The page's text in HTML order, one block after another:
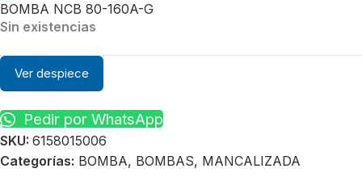
BOMBA NCB 80-160A-G
Sin existencias
Ver despiece
Pedir por WhatsApp
SKU: 6158015006
Categorías: BOMBA, BOMBAS, MANCALIZADA